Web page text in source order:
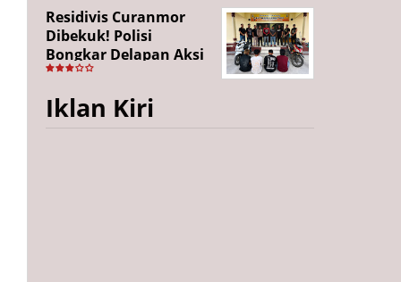
Sembako di
Bakauheni, Wujud
Kepedulian Sambut
HUT RI ke-81
Residivis Curanmor
Dibekuk! Polisi
Bongkar Delapan Aksi
Pencurian di
Pelaku Ditangkap
Iklan Kiri